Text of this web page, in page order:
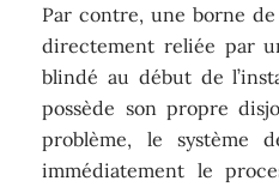
Par contre, une borne
directement reliée par
blindé au début de
possède son propre
problème, le système
immédiatement le